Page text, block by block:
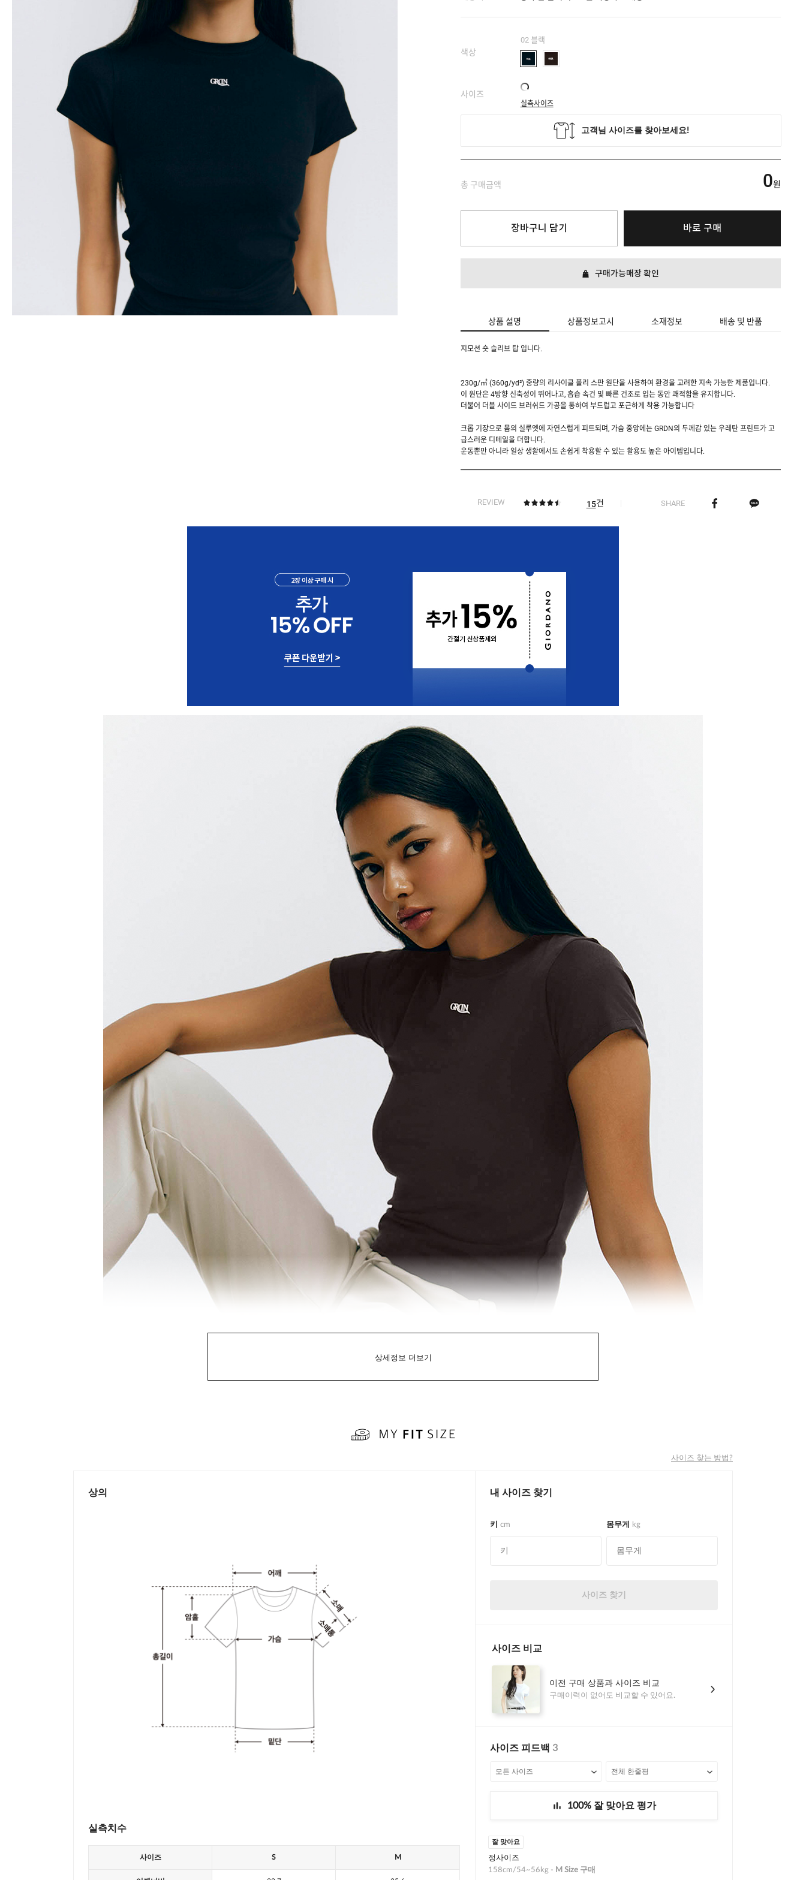
색상
02 블랙
사이즈
실측사이즈
총 구매금액 0원
장바구니 담기 바로 구매
구매가능매장 확인
상품 설명 상품정보고시 소재정보 배송 및 반품
지모션 숏 슬리브 탑 입니다.
230g/㎡ (360g/yd²) 중량의 리사이클 폴리 스판 원단을 사용하여 환경을 고려한 지속 가능한 제품입니다.
이 원단은 4방향 신축성이 뛰어나고, 흡습 속건 및 빠른 건조로 입는 동안 쾌적함을 유지합니다.
더불어 더블 사이드 브러쉬드 가공을 통하여 부드럽고 포근하게 착용 가능합니다
크롭 기장으로 몸의 실루엣에 자연스럽게 피트되며, 가슴 중앙에는 GRDN의 두께감 있는 우레탄 프린트가 고
급스러운 디테일을 더합니다.
운동뿐만 아니라 일상 생활에서도 손쉽게 착용할 수 있는 활용도 높은 아이템입니다.
REVIEW 15건 SHARE
상세정보 더보기